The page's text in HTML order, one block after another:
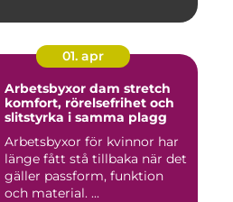
01. apr
Arbetsbyxor dam stretch
komfort, rörelsefrihet och
slitstyrka i samma plagg
Arbetsbyxor för kvinnor har
länge fått stå tillbaka när det
gäller passform, funktion
och material. ...